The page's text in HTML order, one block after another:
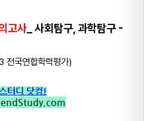
고사 _ 사회탐구, 과학탐구 -
전국연합학력평가)
터디 닷컴!